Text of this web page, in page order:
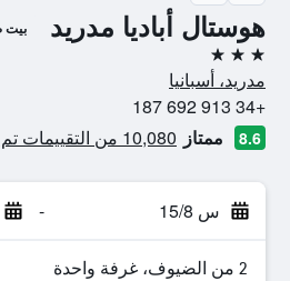
هوستال أباديا مدريد بيت
3 نجوم
مدريد، أسبانيا
+34 913 692 187
8.6 ممتاز 10,080 من التقييمات تم التحقق منها
س 15/8 -
2 من الضيوف، غرفة واحدة